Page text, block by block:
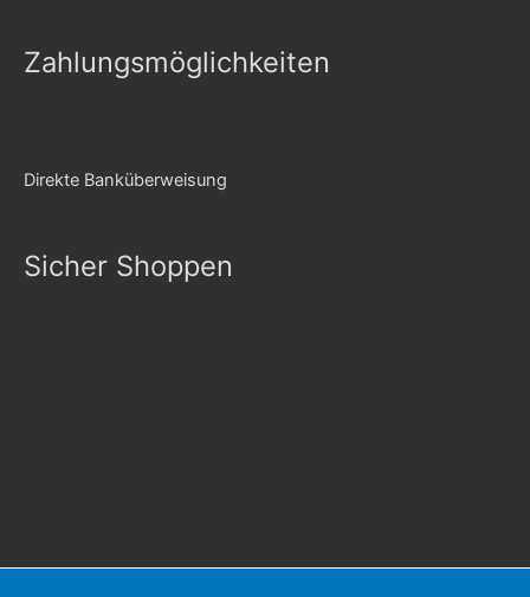
Zahlungsmöglichkeiten
Direkte Banküberweisung
Sicher Shoppen